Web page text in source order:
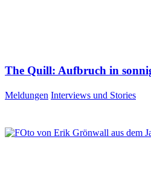
The Quill: Aufbruch in
Meldungen Interviews und Stories